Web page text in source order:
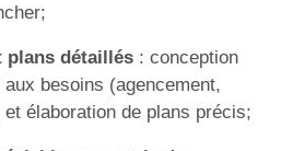
plans détaillés : conception
aux besoins (agencement,
élaboration de plans précis;